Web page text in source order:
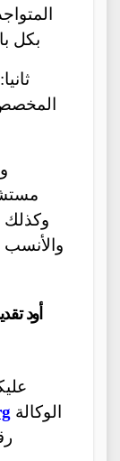
بكل
وكذلك
أود
الوكالة